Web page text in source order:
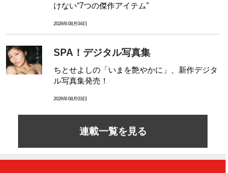
けない“7つの傑作アイテム”
2026年08月04日
SPA！デジタル写真集
ちとせよしの「いまを艶やかに」、新作デジタ
ル写真集発売！
2026年08月03日
連載一覧を見る